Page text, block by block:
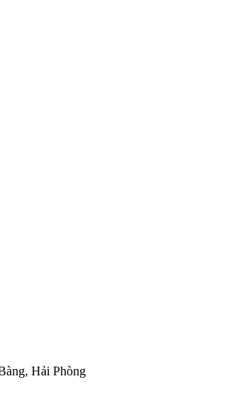
Hải Phòng